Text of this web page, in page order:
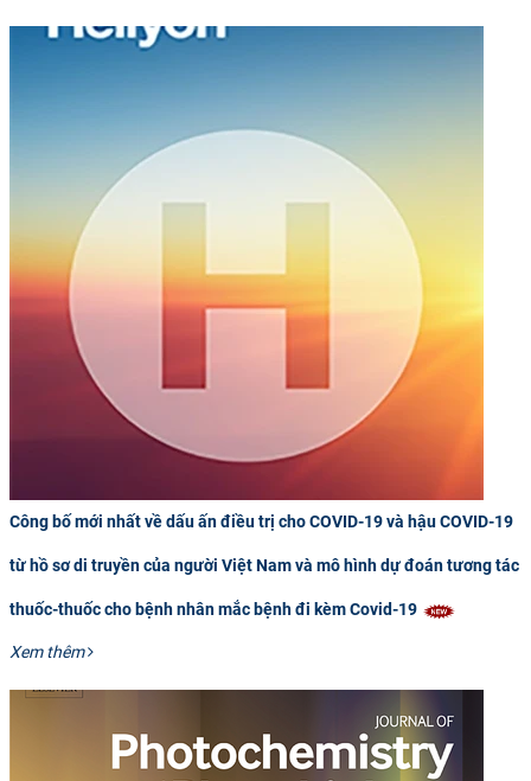
Công bố mới nhất về dấu ấn điều trị cho COVID-19 và hậu COVID-19
từ hồ sơ di truyền của người Việt Nam và mô hình dự đoán tương tác
thuốc-thuốc cho bệnh nhân mắc bệnh đi kèm Covid-19
Xem thêm